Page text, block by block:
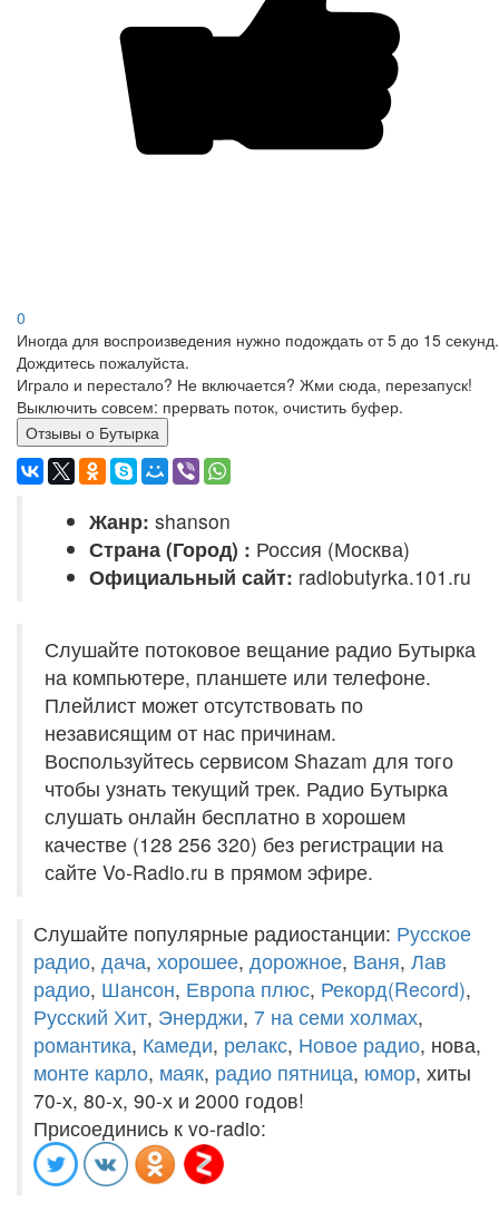
0
Иногда для воспроизведения нужно подождать от 5 до 15 секунд.
Дождитесь пожалуйста.
Играло и перестало? Не включается? Жми сюда, перезапуск!
Выключить совсем: прервать поток, очистить буфер.
Отзывы о Бутырка
Жанр: shanson
Страна (Город) : Россия (Москва)
Официальный сайт: radiobutyrka.101.ru
Слушайте потоковое вещание радио Бутырка
на компьютере, планшете или телефоне.
Плейлист может отсутствовать по
независящим от нас причинам.
Воспользуйтесь сервисом Shazam для того
чтобы узнать текущий трек. Радио Бутырка
слушать онлайн бесплатно в хорошем
качестве (128 256 320) без регистрации на
сайте Vo-Radio.ru в прямом эфире.
Слушайте популярные радиостанции: Русское
радио, дача, хорошее, дорожное, Ваня, Лав
радио, Шансон, Европа плюс, Рекорд(Record),
Русский Хит, Энерджи, 7 на семи холмах,
романтика, Камеди, релакс, Новое радио, нова,
монте карло, маяк, радио пятница, юмор, хиты
70-х, 80-х, 90-х и 2000 годов!
Присоединись к vo-radio: